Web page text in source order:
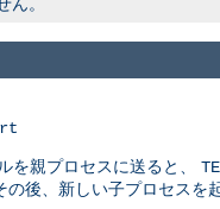
ん。
を親プロセスに送ると、
後、新しい子プロセスを